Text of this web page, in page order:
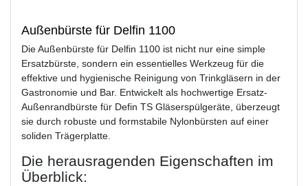
Außenbürste für Delfin 1100
Die Außenbürste für Delfin 1100 ist nicht nur eine simple
Ersatzbürste, sondern ein essentielles Werkzeug für die
effektive und hygienische Reinigung von Trinkgläsern in der
Gastronomie und Bar. Entwickelt als hochwertige Ersatz-
Außenrandbürste für Defin TS Gläserspülgeräte, überzeugt
sie durch robuste und formstabile Nylonbürsten auf einer
soliden Trägerplatte.
Die herausragenden Eigenschaften im
Überblick: